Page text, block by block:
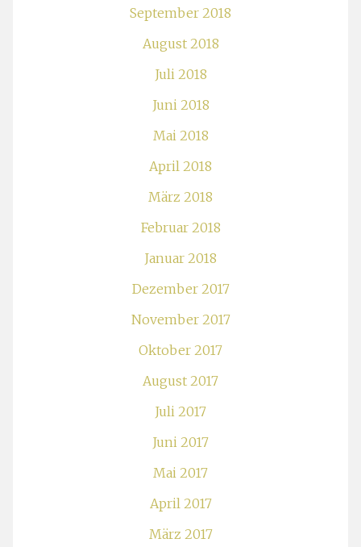
September 2018
August 2018
Juli 2018
Juni 2018
Mai 2018
April 2018
März 2018
Februar 2018
Januar 2018
Dezember 2017
November 2017
Oktober 2017
August 2017
Juli 2017
Juni 2017
Mai 2017
April 2017
März 2017